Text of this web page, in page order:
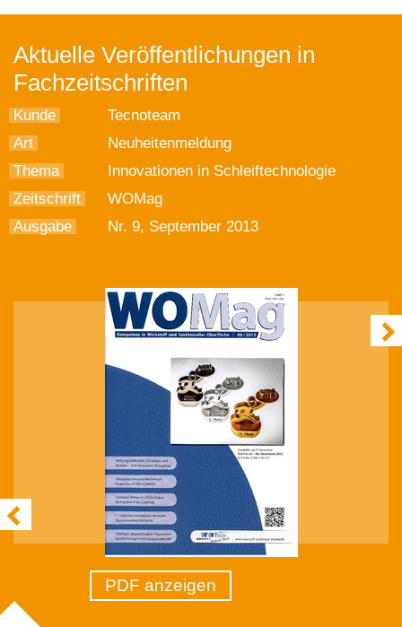
Aktuelle Veröffentlichungen in
Fachzeitschriften
Kunde
Tecnoteam
Art
Neuheitenmeldung
Thema
Innovationen in Schleiftechnologie
Zeitschrift
WOMag
Ausgabe
Nr. 9, September 2013
PDF anzeigen